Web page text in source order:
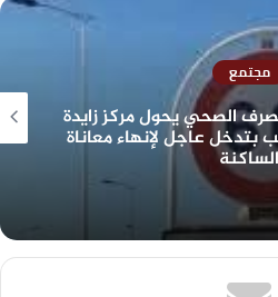
مجتمع
الصحي يحول مركز زايدة
بتدخل عاجل لإنهاء معاناة
الساكنة